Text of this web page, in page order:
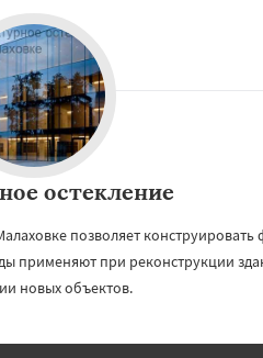
остекление
позволяет конструировать
применяют при реконструкции
новых объектов.